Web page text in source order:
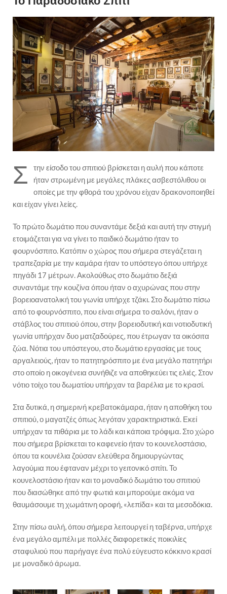
Σ
την είσοδο του σπιτιού βρίσκεται η αυλή που κάποτε
ήταν στρωμένη με μεγάλες πλάκες ασβεστόλιθου οι
οποίες με την φθορά του χρόνου είχαν δρακονοποιηθεί
και είχαν γίνει λείες.
Το πρώτο δωμάτιο που συναντάμε δεξιά και αυτή την στιγμή
ετοιμάζεται για να γίνει το παιδικό δωμάτιο ήταν το
φουρνόσπιτο. Κατόπιν ο χώρος που σήμερα στεγάζεται η
τραπεζαρία με την καμάρα ήταν το υπόστεγο όπου υπήρχε
πηγάδι 17 μέτρων. Ακολούθως στο δωμάτιο δεξιά
συναντάμε την κουζίνα όπου ήταν ο αχυρώνας που στην
βορειοανατολική του γωνία υπήρχε τζάκι. Στο δωμάτιο πίσω
από το φουρνόσπιτο, που είναι σήμερα το σαλόνι, ήταν ο
στάβλος του σπιτιού όπου, στην βορειοδυτική και νοτιοδυτική
γωνία υπήρχαν δυο ματζαδούρες, που έτρωγαν τα οικόσιτα
ζώα. Νότια του υπόστεγου, στο δωμάτιο εργασίας με τους
αργαλειούς, ήταν το πατητηρόσπιτο με ένα μεγάλο πατητήρι
στο οποίο η οικογένεια συνήθιζε να αποθηκεύει τις ελιές. Στον
νότιο τοίχο του δωματίου υπήρχαν τα βαρέλια με το κρασί.
Στα δυτικά, η σημερινή κρεβατοκάμαρα, ήταν η αποθήκη του
σπιτιού, ο μαγατζές όπως λεγόταν χαρακτηριστικά. Εκεί
υπήρχαν τα πιθάρια με το λάδι και κάποια τρόφιμα. Στο χώρο
που σήμερα βρίσκεται το καφενείο ήταν το κουνελοστάσιο,
όπου τα κουνέλια ζούσαν ελεύθερα δημιουργώντας
λαγούμια που έφταναν μέχρι το γειτονικό σπίτι. Το
κουνελοστάσιο ήταν και το μοναδικό δωμάτιο του σπιτιού
που διασώθηκε από την φωτιά και μπορούμε ακόμα να
θαυμάσουμε τη χωμάτινη οροφή, «λεπίδα» και τα μεσοδόκια.
Στην πίσω αυλή, όπου σήμερα λειτουργεί η ταβέρνα, υπήρχε
ένα μεγάλο αμπέλι με πολλές διαφορετικές ποικιλίες
σταφυλιού που παρήγαγε ένα πολύ εύγευστο κόκκινο κρασί
με μοναδικό άρωμα.